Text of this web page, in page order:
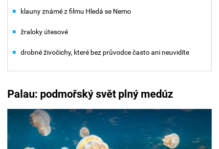
klauny známé z filmu Hledá se Nemo
žraloky útesové
drobné živočichy, které bez průvodce často ani neuvidíte
Palau: podmořský svět plný medúz